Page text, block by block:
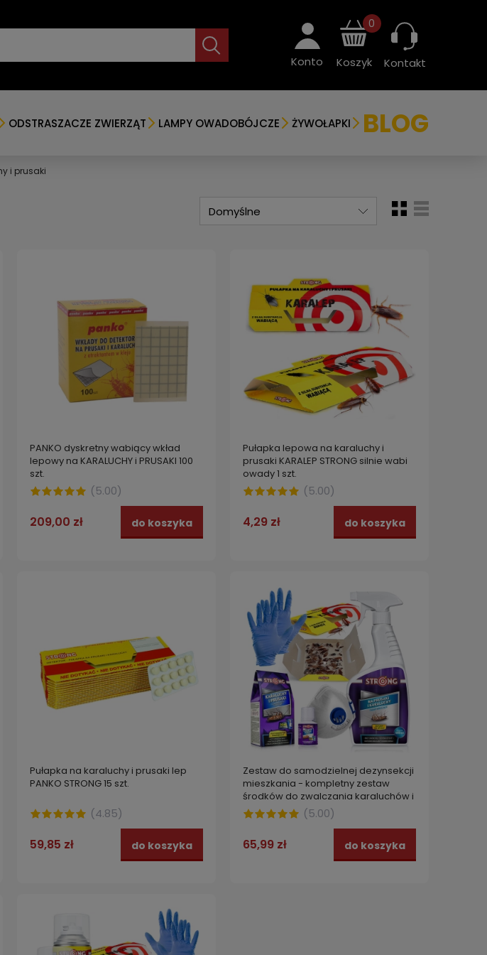
Konto Koszyk
0
Kontakt
ODSTRASZACZE ZWIERZĄT LAMPY OWADOBÓJCZE ŻYWOŁAPKI BLOG
i prusaki
PANKO dyskretny wabiący wkład
lepowy na KARALUCHY i PRUSAKI 100
szt.
(5.00)
209,00 zł do koszyka
Pułapka lepowa na karaluchy i
prusaki KARALEP STRONG silnie wabi
owady 1 szt.
(5.00)
4,29 zł do koszyka
Pułapka na karaluchy i prusaki lep
PANKO STRONG 15 szt.
(4.85)
59,85 zł do koszyka
Zestaw do samodzielnej dezynsekcji
mieszkania - kompletny zestaw
środków do zwalczania karaluchów i
prusaków ROACH BLASTER
(5.00)
65,99 zł do koszyka